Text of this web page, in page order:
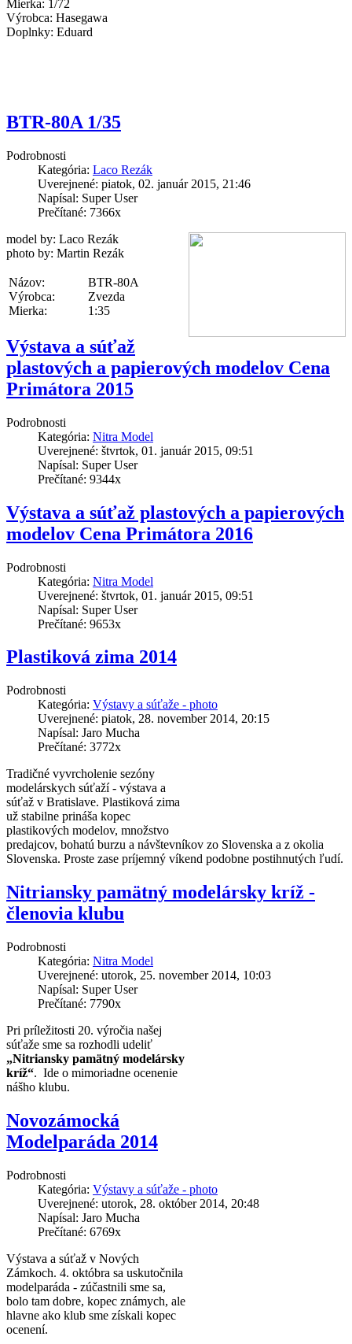
Mierka: 1/72
Výrobca: Hasegawa
Doplnky: Eduard
BTR-80A 1/35
Podrobnosti
Kategória: Laco Rezák
Uverejnené: piatok, 02. január 2015, 21:46
Napísal: Super User
Prečítané: 7366x
model by: Laco Rezák
photo by: Martin Rezák
Názov:
Výrobca:
Mierka:
BTR-80A
Zvezda
1:35
Výstava a súťaž
plastových a papierových modelov Cena
Primátora 2015
Podrobnosti
Kategória: Nitra Model
Uverejnené: štvrtok, 01. január 2015, 09:51
Napísal: Super User
Prečítané: 9344x
Výstava a súťaž plastových a papierových
modelov Cena Primátora 2016
Podrobnosti
Kategória: Nitra Model
Uverejnené: štvrtok, 01. január 2015, 09:51
Napísal: Super User
Prečítané: 9653x
Plastiková zima 2014
Podrobnosti
Kategória: Výstavy a súťaže - photo
Uverejnené: piatok, 28. november 2014, 20:15
Napísal: Jaro Mucha
Prečítané: 3772x
Tradičné vyvrcholenie sezóny
modelárskych súťaží - výstava a
súťaž v Bratislave. Plastiková zima
už stabilne prináša kopec
plastikových modelov, množstvo
predajcov, bohatú burzu a návštevníkov zo Slovenska a z okolia
Slovenska. Proste zase príjemný víkend podobne postihnutých ľudí.
Nitriansky pamätný modelársky kríž -
členovia klubu
Podrobnosti
Kategória: Nitra Model
Uverejnené: utorok, 25. november 2014, 10:03
Napísal: Super User
Prečítané: 7790x
Pri príležitosti 20. výročia našej
súťaže sme sa rozhodli udeliť
„Nitriansky pamätný modelársky
kríž“. Ide o mimoriadne ocenenie
nášho klubu.
Novozámocká
Modelparáda 2014
Podrobnosti
Kategória: Výstavy a súťaže - photo
Uverejnené: utorok, 28. október 2014, 20:48
Napísal: Jaro Mucha
Prečítané: 6769x
Výstava a súťaž v Nových
Zámkoch. 4. októbra sa uskutočnila
modelparáda - zúčastnili sme sa,
bolo tam dobre, kopec známych, ale
hlavne ako klub sme získali kopec
ocenení.